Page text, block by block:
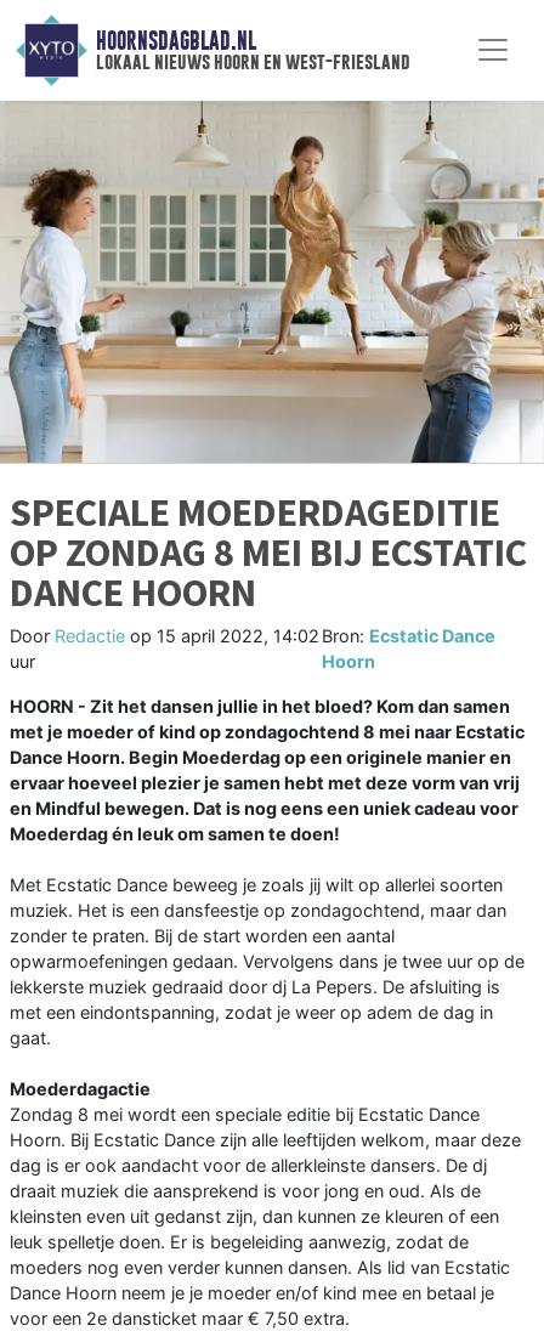
HOORNSDAGBLAD.NL
lokaal nieuws hoorn en west-friesland
SPECIALE MOEDERDAGEDITIE
OP ZONDAG 8 MEI BIJ ECSTATIC
DANCE HOORN
Door Redactie op 15 april 2022, 14:02
uur
Bron: Ecstatic Dance
Hoorn
HOORN - Zit het dansen jullie in het bloed? Kom dan samen
met je moeder of kind op zondagochtend 8 mei naar Ecstatic
Dance Hoorn. Begin Moederdag op een originele manier en
ervaar hoeveel plezier je samen hebt met deze vorm van vrij
en Mindful bewegen. Dat is nog eens een uniek cadeau voor
Moederdag én leuk om samen te doen!
Met Ecstatic Dance beweeg je zoals jij wilt op allerlei soorten
muziek. Het is een dansfeestje op zondagochtend, maar dan
zonder te praten. Bij de start worden een aantal
opwarmoefeningen gedaan. Vervolgens dans je twee uur op de
lekkerste muziek gedraaid door dj La Pepers. De afsluiting is
met een eindontspanning, zodat je weer op adem de dag in
gaat.
Moederdagactie
Zondag 8 mei wordt een speciale editie bij Ecstatic Dance
Hoorn. Bij Ecstatic Dance zijn alle leeftijden welkom, maar deze
dag is er ook aandacht voor de allerkleinste dansers. De dj
draait muziek die aansprekend is voor jong en oud. Als de
kleinsten even uit gedanst zijn, dan kunnen ze kleuren of een
leuk spelletje doen. Er is begeleiding aanwezig, zodat de
moeders nog even verder kunnen dansen. Als lid van Ecstatic
Dance Hoorn neem je je moeder en/of kind mee en betaal je
voor een 2e dansticket maar € 7,50 extra.